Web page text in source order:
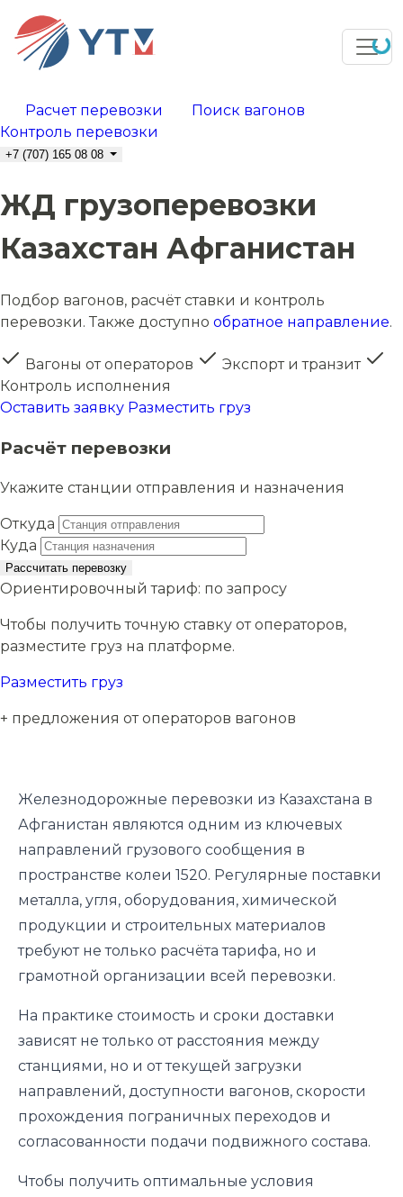
Расчет перевозки
Поиск вагонов
Контроль перевозки
+7 (707) 165 08 08
ЖД грузоперевозки
Казахстан Афганистан
Подбор вагонов, расчёт ставки и контроль
перевозки. Также доступно обратное направление.
Вагоны от операторов
Экспорт и транзит
Контроль исполнения
Оставить заявку Разместить груз
Расчёт перевозки
Укажите станции отправления и назначения
Откуда
Куда
Рассчитать перевозку
Ориентировочный тариф: по запросу
Чтобы получить точную ставку от операторов,
разместите груз на платформе.
Разместить груз
+ предложения от операторов вагонов
Железнодорожные перевозки из Казахстана в
Афганистан являются одним из ключевых
направлений грузового сообщения в
пространстве колеи 1520. Регулярные поставки
металла, угля, оборудования, химической
продукции и строительных материалов
требуют не только расчёта тарифа, но и
грамотной организации всей перевозки.
На практике стоимость и сроки доставки
зависят не только от расстояния между
станциями, но и от текущей загрузки
направлений, доступности вагонов, скорости
прохождения пограничных переходов и
согласованности подачи подвижного состава.
Чтобы получить оптимальные условия